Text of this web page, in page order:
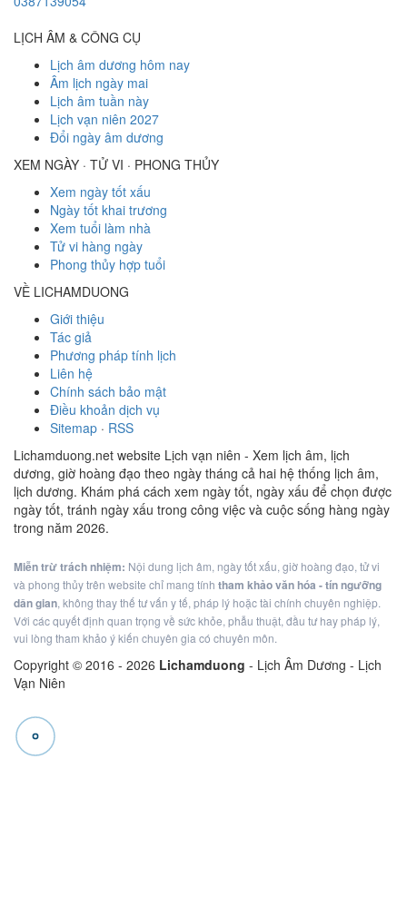
LỊCH ÂM & CÔNG CỤ
Lịch âm dương hôm nay
Âm lịch ngày mai
Lịch âm tuần này
Lịch vạn niên 2027
Đổi ngày âm dương
XEM NGÀY · TỬ VI · PHONG THỦY
Xem ngày tốt xấu
Ngày tốt khai trương
Xem tuổi làm nhà
Tử vi hàng ngày
Phong thủy hợp tuổi
VỀ LICHAMDUONG
Giới thiệu
Tác giả
Phương pháp tính lịch
Liên hệ
Chính sách bảo mật
Điều khoản dịch vụ
Sitemap · RSS
Lichamduong.net website Lịch vạn niên - Xem lịch âm, lịch
dương, giờ hoàng đạo theo ngày tháng cả hai hệ thống lịch âm,
lịch dương. Khám phá cách xem ngày tốt, ngày xấu để chọn được
ngày tốt, tránh ngày xấu trong công việc và cuộc sống hàng ngày
trong năm 2026.
Miễn trừ trách nhiệm: Nội dung lịch âm, ngày tốt xấu, giờ hoàng đạo, tử vi
và phong thủy trên website chỉ mang tính tham khảo văn hóa - tín ngưỡng
dân gian, không thay thế tư vấn y tế, pháp lý hoặc tài chính chuyên nghiệp.
Với các quyết định quan trọng về sức khỏe, phẫu thuật, đầu tư hay pháp lý,
vui lòng tham khảo ý kiến chuyên gia có chuyên môn.
Copyright © 2016 - 2026 Lichamduong - Lịch Âm Dương - Lịch
Vạn Niên